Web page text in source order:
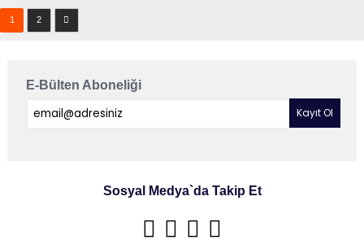
1 2
E-Bülten Aboneliği
Sosyal Medya`da Takip Et